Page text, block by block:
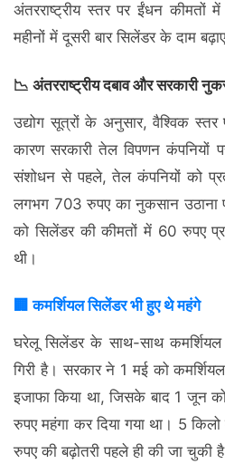
अंतरराष्ट्रीय स्तर पर ईंधन कीमतों
महीनों में दूसरी बार सिलेंडर के दाम
📉 अंतरराष्ट्रीय दबाव और सरकारी
उद्योग सूत्रों के अनुसार, वैश्विक स्तर
कारण सरकारी तेल विपणन कंपनियों
संशोधन से पहले, तेल कंपनियों को
लगभग 703 रुपए का नुकसान उठाना
को सिलेंडर की कीमतों में 60 रुपए
थी।
🏢 कमर्शियल सिलेंडर भी हुए थे महंगे
घरेलू सिलेंडर के साथ-साथ कमर्शियल
गिरी है। सरकार ने 1 मई को
इजाफा किया था, जिसके बाद 1 जून
रुपए महंगा कर दिया गया था। 5
रुपए की बढ़ोतरी पहले ही की जा चुकी